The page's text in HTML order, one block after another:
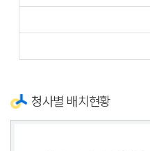
청사별 배치현황